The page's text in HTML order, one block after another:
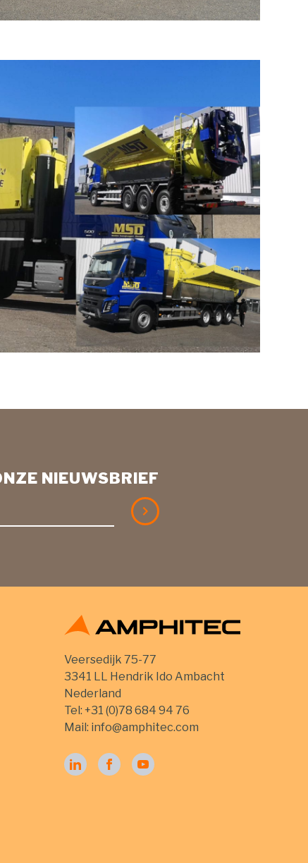
NIEUWSBRIEF
Veersedijk 75-77
3341 LL Hendrik Ido Ambacht
Nederland
Tel: +31 (0)78 684 94 76
Mail: info@amphitec.com